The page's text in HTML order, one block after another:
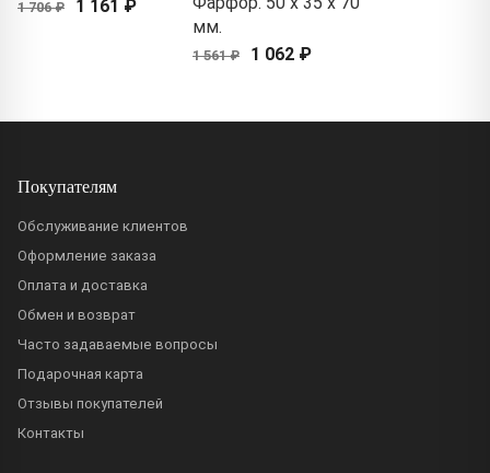
1 706 ₽ 1 161 ₽
мм.
1 561 ₽ 1 062 ₽
Покупателям
Обслуживание клиентов
Оформление заказа
Оплата и доставка
Обмен и возврат
Часто задаваемые вопросы
Подарочная карта
Отзывы покупателей
Контакты